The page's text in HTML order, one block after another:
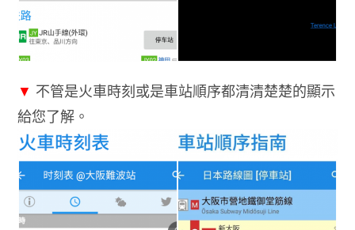
▼ 不管是火車時刻或是車站順序都清清楚楚的顯示
給您了解。